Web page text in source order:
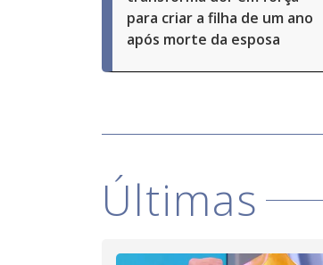
para criar a filha de um ano
após morte da esposa
Últimas